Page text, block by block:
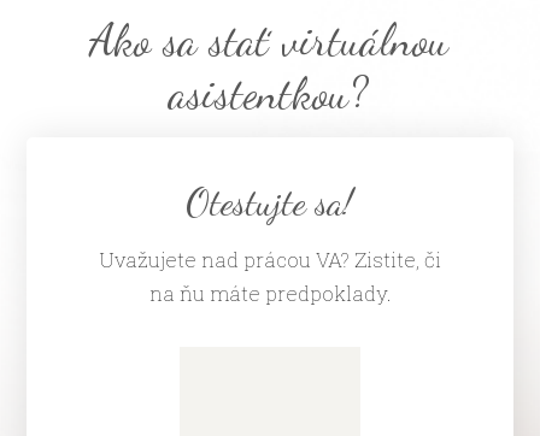
Ako sa stať virtuálnou
asistentkou?
Otestujte sa!
Uvažujete nad prácou VA? Zistite, či
na ňu máte predpoklady.